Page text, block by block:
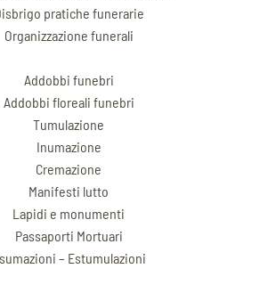
pratiche funerarie
Organizzazione funerali
Addobbi funebri
Addobbi floreali funebri
Tumulazione
Inumazione
Cremazione
Manifesti lutto
Lapidi e monumenti
Passaporti Mortuari
– Estumulazioni